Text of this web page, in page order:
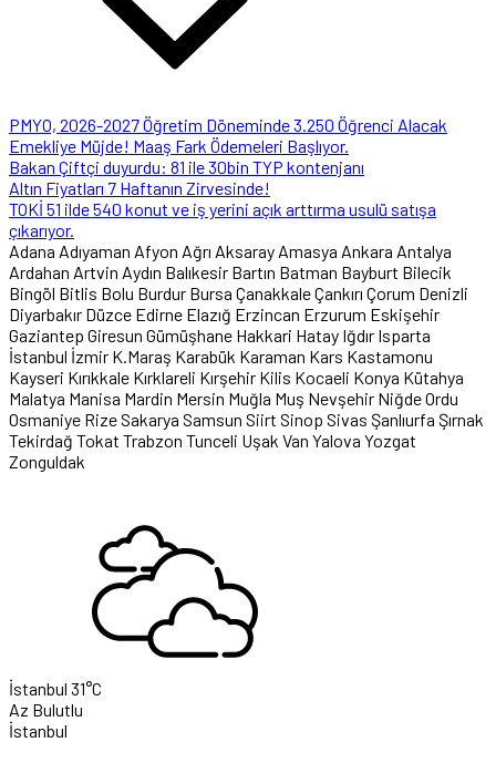
PMYO, 2026-2027 Öğretim Döneminde 3.250 Öğrenci Alacak
Emekliye Müjde! Maaş Fark Ödemeleri Başlıyor.
Bakan Çiftçi duyurdu: 81 ile 30bin TYP kontenjanı
Altın Fiyatları 7 Haftanın Zirvesinde!
TOKİ 51 ilde 540 konut ve iş yerini açık arttırma usulü satışa
çıkarıyor.
Adana Adıyaman Afyon Ağrı Aksaray Amasya Ankara Antalya
Ardahan Artvin Aydın Balıkesir Bartın Batman Bayburt Bilecik
Bingöl Bitlis Bolu Burdur Bursa ÇanakkaleÇankırı Çorum Denizli
Diyarbakır Düzce Edirne Elazığ Erzincan Erzurum Eskişehir
Gaziantep Giresun Gümüşhane Hakkari Hatay Iğdır Isparta
İstanbul İzmir K.Maraş Karabük Karaman Kars Kastamonu
Kayseri Kırıkkale Kırklareli Kırşehir Kilis Kocaeli Konya Kütahya
Malatya Manisa Mardin Mersin Muğla Muş Nevşehir NiğdeOrdu
Osmaniye RizeSakarya Samsun Siirt Sinop Sivas Şanlıurfa Şırnak
Tekirdağ Tokat Trabzon Tunceli Uşak Van Yalova Yozgat
Zonguldak
İstanbul 31°C
Az Bulutlu
İstanbul